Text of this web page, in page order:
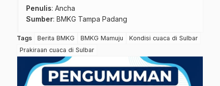
Penulis: Ancha
Sumber: BMKG Tampa Padang
Tags Berita BMKG BMKG Mamuju
Kondisi cuaca di Sulbar
Prakiraan cuaca di Sulbar